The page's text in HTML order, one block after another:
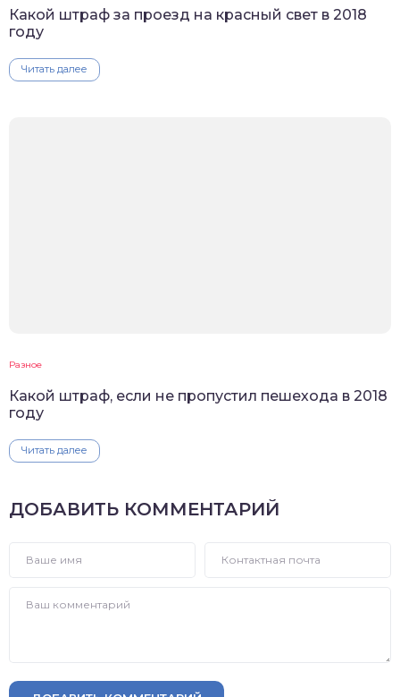
Какой штраф за проезд на красный свет в 2018
году
Читать далее
Разное
Какой штраф, если не пропустил пешехода в 2018
году
Читать далее
ДОБАВИТЬ КОММЕНТАРИЙ